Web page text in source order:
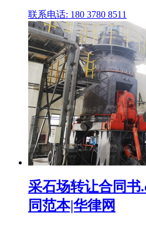
联系电话: 180 3780 8511
采石场转让合同书
同范本|华律网